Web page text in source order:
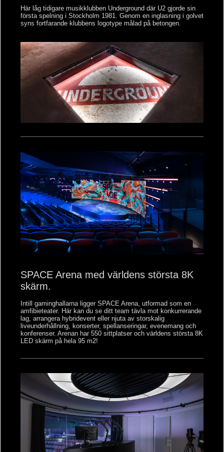
Här låg tidigare musikklubben Underground där U2 gjorde sin
första spelning i Stockholm 1981. Genom en inglasning i golvet
syns fortfarande klubbens logotype målad på betongen.
SPACE Arena med världens största 8K
skärm.
Intill gaminghallarna ligger SPACE Arena, utformad som en
amfibieteater. Här kan du se ditt team tävla mot konkurrerande
lag, arrangera hybridevent eller njuta av storskalig
liveunderhållning, konserter, spellanseringar, evenemang och
konferenser. Arenan har 550 sittplatser och världens största 8K
LED skärm på hela 95 m2!